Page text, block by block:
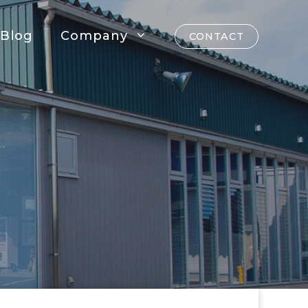
Blog Company CONTACT